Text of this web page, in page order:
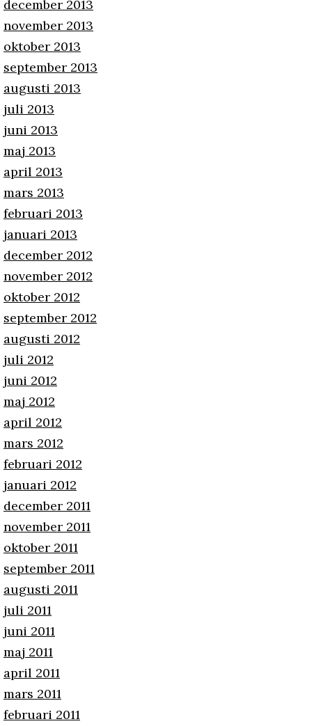
december 2013
november 2013
oktober 2013
september 2013
augusti 2013
juli 2013
juni 2013
maj 2013
april 2013
mars 2013
februari 2013
januari 2013
december 2012
november 2012
oktober 2012
september 2012
augusti 2012
juli 2012
juni 2012
maj 2012
april 2012
mars 2012
februari 2012
januari 2012
december 2011
november 2011
oktober 2011
september 2011
augusti 2011
juli 2011
juni 2011
maj 2011
april 2011
mars 2011
februari 2011